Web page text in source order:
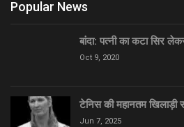
Popular News
बांदा: पत्नी का कटा सिर
Oct 9, 2020
टेनिस की महानतम खिलाड़ी
Jun 7, 2025